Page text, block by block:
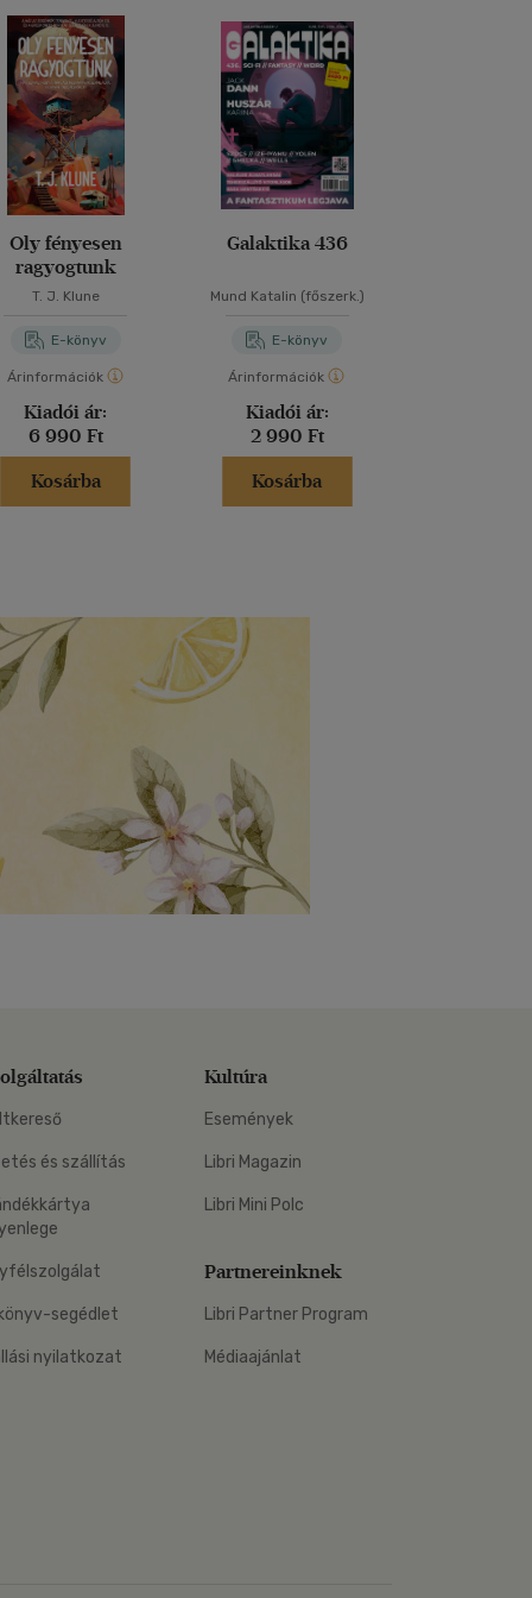
Oly fényesen
ragyogtunk
T. J. Klune
E-könyv
Árinformációk
Kiadói ár:
6 990 Ft
Kosárba
Galaktika 436
Mund Katalin (főszerk.)
E-könyv
Árinformációk
Kiadói ár:
2 990 Ft
Kosárba
és szállítás
segédlet
nyilatkozat
Kultúra
Események
Libri Magazin
Libri Mini Polc
Partnereinknek
Libri Partner Program
Médiaajánlat